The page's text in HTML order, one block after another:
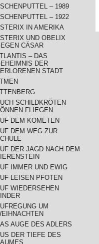
– 1989
– 1922
IN AMERIKA
UND OBELIX
CÄSAR
– DAS
DER
STADT
SCHILDKRÖTEN
FLIEGEN
DEM KOMETEN
DEM WEG ZUR
DER JAGD NACH DEM
IMMER UND EWIG
LEISEN PFOTEN
WIEDERSEHEN
UM
AUGE DES ADLERS
DER TIEFE DES